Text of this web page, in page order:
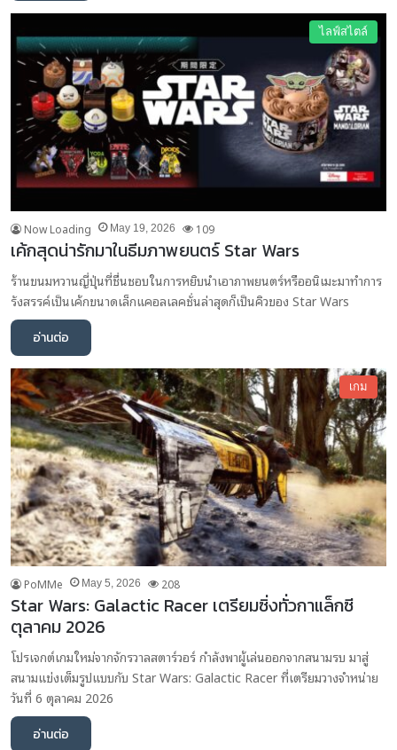
ไลฟ์สไตล์
Now Loading May 19, 2026 109
เค้กสุดน่ารักมาในธีมภาพยนตร์ Star Wars
ร้านขนมหวานญี่ปุ่นที่ชื่นชอบในการหยิบนำเอาภาพยนตร์หรืออนิเมะมาทำการ
รังสรรค์เป็นเค้กขนาดเล็กแคอลเลคชั่นล่าสุดก็เป็นคิวของ Star Wars
อ่านต่อ
เกม
PoMMe May 5, 2026 208
Star Wars: Galactic Racer เตรียมซิ่งทั่วกาแล็กซี
ตุลาคม 2026
โปรเจกต์เกมใหม่จากจักรวาลสตาร์วอร์ กำลังพาผู้เล่นออกจากสนามรบ มาสู่
สนามแข่งเต็มรูปแบบกับ Star Wars: Galactic Racer ที่เตรียมวางจำหน่าย
วันที่ 6 ตุลาคม 2026
อ่านต่อ